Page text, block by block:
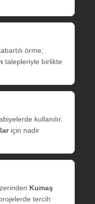
örme;
talepleriyle birlikte
kullanılır.
için nadir
Kumaş
tercih